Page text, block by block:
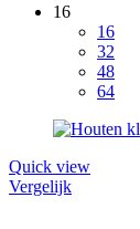
16
16
32
48
64
Quick view
Vergelijk